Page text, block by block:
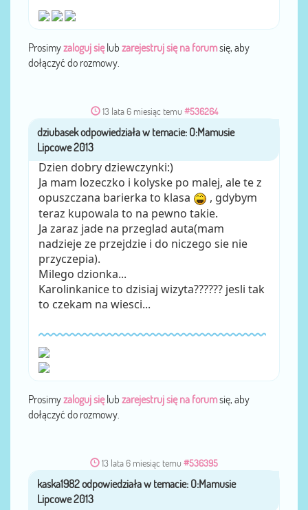
Prosimyzaloguj sięlub zarejestruj się na forumsię, aby
dołączyć do rozmowy.
13 lata 6 miesiąc temu #536264
przezdziubasek
Dzien dobry dziewczynki:)
Ja mam lozeczko i kolyske po malej, ale te z
opuszczana barierka to klasa
, gdybym
teraz kupowala to na pewno takie.
Ja zaraz jade na przeglad auta(mam
nadzieje ze przejdzie i do niczego sie nie
przyczepia).
Milego dzionka...
Karolinkanice to dzisiaj wizyta?????? jesli tak
to czekam na wiesci...
Prosimyzaloguj sięlub zarejestruj się na forumsię, aby
dołączyć do rozmowy.
13 lata 6 miesiąc temu #536395
przezkaska1982